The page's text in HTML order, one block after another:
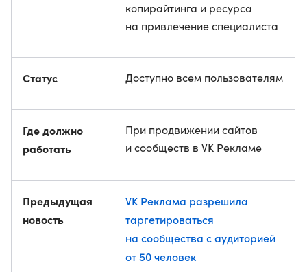
копирайтинга и ресурса
на привлечение специалиста
Статус Доступно всем пользователям
Где должно
работать
При продвижении сайтов
и сообществ в VK Рекламе
Предыдущая
новость
VK Реклама разрешила
таргетироваться
на сообщества с аудиторией
от 50 человек